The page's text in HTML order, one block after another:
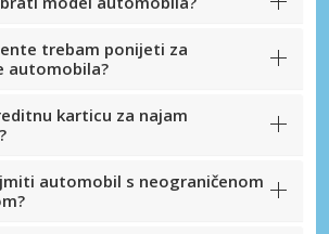
trebam ponijeti za
automobila?
karticu za najam
automobil s neograničenom